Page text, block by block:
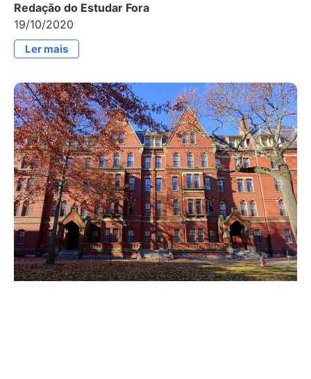
Redação do Estudar Fora
19/10/2020
Ler mais